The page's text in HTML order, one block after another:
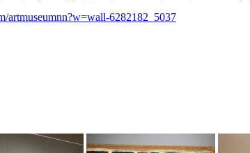
artmuseumnn?w=wall-6282182_5037